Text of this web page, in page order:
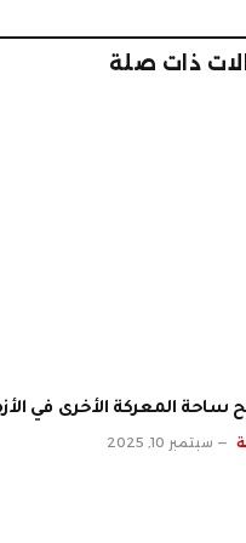
ذات صلة
ساحة المعركة الأخرى في
سبتمبر 10, 2025